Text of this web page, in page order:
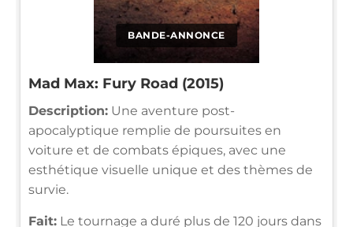
BANDE-ANNONCE
Mad Max: Fury Road (2015)
Description: Une aventure post-
apocalyptique remplie de poursuites en
voiture et de combats épiques, avec une
esthétique visuelle unique et des thèmes de
survie.
Fait: Le tournage a duré plus de 120 jours dans